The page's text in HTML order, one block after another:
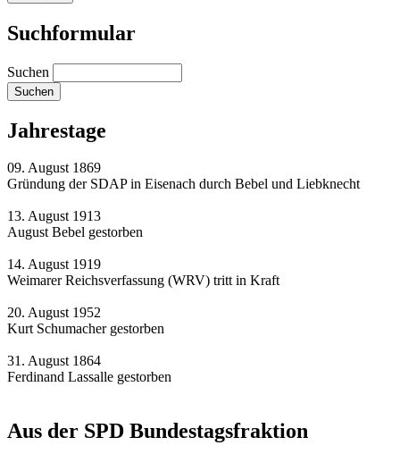
Suchformular
Suchen
Jahrestage
09. August 1869
Gründung der SDAP in Eisenach durch Bebel und Liebknecht
13. August 1913
August Bebel gestorben
14. August 1919
Weimarer Reichsverfassung (WRV) tritt in Kraft
20. August 1952
Kurt Schumacher gestorben
31. August 1864
Ferdinand Lassalle gestorben
Aus der SPD Bundestagsfraktion